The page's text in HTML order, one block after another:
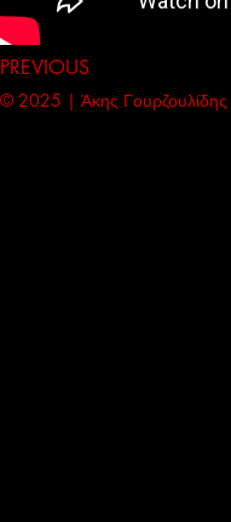
PREVIOUS
© 2025 | Άκης